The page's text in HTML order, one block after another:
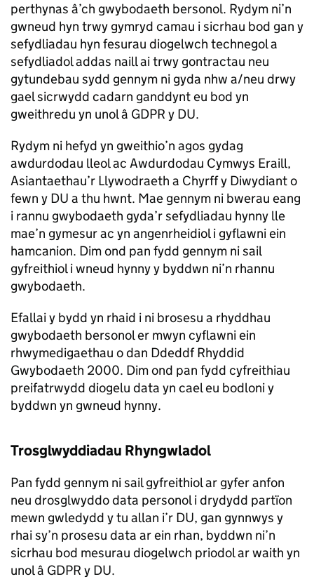
perthynas â’ch gwybodaeth bersonol. Rydym ni’n
gwneud hyn trwy gymryd camau i sicrhau bod gan y
sefydliadau hyn fesurau diogelwch technegol a
sefydliadol addas naill ai trwy gontractau neu
gytundebau sydd gennym ni gyda nhw a/neu drwy
gael sicrwydd cadarn ganddynt eu bod yn
gweithredu yn unol â GDPR y DU.
Rydym ni hefyd yn gweithio’n agos gydag
awdurdodau lleol ac Awdurdodau Cymwys Eraill,
Asiantaethau’r Llywodraeth a Chyrff y Diwydiant o
fewn y DU a thu hwnt. Mae gennym ni bwerau eang
i rannu gwybodaeth gyda’r sefydliadau hynny lle
mae’n gymesur ac yn angenrheidiol i gyflawni ein
hamcanion. Dim ond pan fydd gennym ni sail
gyfreithiol i wneud hynny y byddwn ni’n rhannu
gwybodaeth.
Efallai y bydd yn rhaid i ni brosesu a rhyddhau
gwybodaeth bersonol er mwyn cyflawni ein
rhwymedigaethau o dan Ddeddf Rhyddid
Gwybodaeth 2000. Dim ond pan fydd cyfreithiau
preifatrwydd diogelu data yn cael eu bodloni y
byddwn yn gwneud hynny.
Trosglwyddiadau Rhyngwladol
Pan fydd gennym ni sail gyfreithiol ar gyfer anfon
neu drosglwyddo data personol i drydydd partïon
mewn gwledydd y tu allan i’r DU, gan gynnwys y
rhai sy’n prosesu data ar ein rhan, byddwn ni’n
sicrhau bod mesurau diogelwch priodol ar waith yn
unol â GDPR y DU.